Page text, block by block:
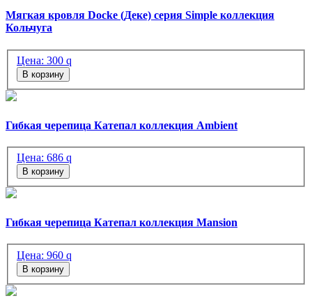
Мягкая кровля Docke (Деке) серия Simple коллекция
Кольчуга
Цена: 300 q
В корзину
Гибкая черепица Катепал коллекция Ambient
Цена: 686 q
В корзину
Гибкая черепица Катепал коллекция Mansion
Цена: 960 q
В корзину